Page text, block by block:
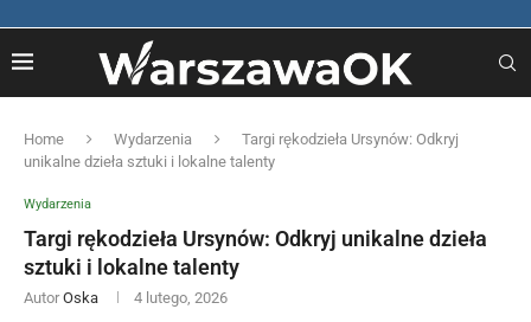
Home Wydarzenia
Targi rękodzieła Ursynów: Odkryj
unikalne dzieła sztuki i lokalne talenty
Wydarzenia
Targi rękodzieła Ursynów: Odkryj unikalne dzieła
sztuki i lokalne talenty
Autor Oska 4 lutego, 2026